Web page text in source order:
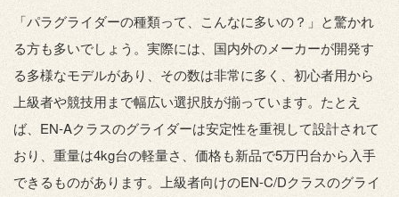
「パラグライダーの種類って、こんなに多いの？」と驚かれ
る方も多いでしょう。実際には、国内外のメーカーが開発す
る多様なモデルがあり、その数は非常に多く、初心者用から
上級者や競技用まで幅広い選択肢が揃っています。たとえ
ば、EN-Aクラスのグライダーは安定性を重視して設計されて
おり、重量は4kg台の軽量さ、価格も新品で5万円台から入手
できるものがあります。上級者向けのEN-C/Dクラスのグライ